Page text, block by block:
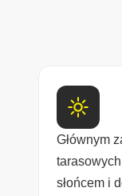
Głównym
słońcem i